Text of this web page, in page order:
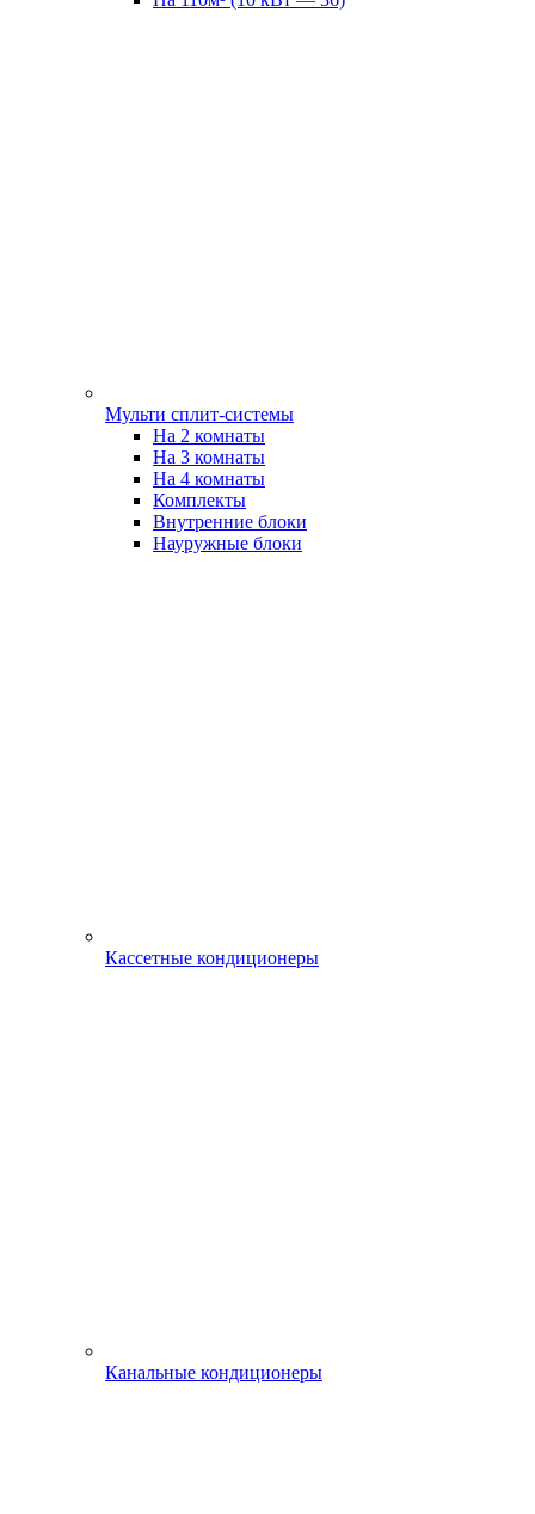
Мульти сплит-системы
На 2 комнаты
На 3 комнаты
На 4 комнаты
Комплекты
Внутренние блоки
Науружные блоки
Кассетные кондиционеры
Канальные кондиционеры